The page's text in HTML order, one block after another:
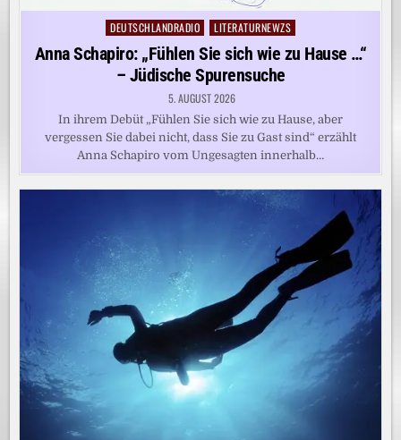
Posted
DEUTSCHLANDRADIO LITERATURNEWZS
Anna Schapiro: „Fühlen Sie sich wie zu Hause …“
– Jüdische Spurensuche
5. AUGUST 2026
In ihrem Debüt „Fühlen Sie sich wie zu Hause, aber
vergessen Sie dabei nicht, dass Sie zu Gast sind“ erzählt
Anna Schapiro vom Ungesagten innerhalb…